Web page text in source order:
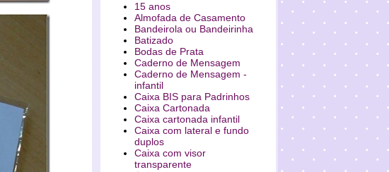
15 anos
Almofada de Casamento
Bandeirola ou Bandeirinha
Batizado
Bodas de Prata
Caderno de Mensagem
Caderno de Mensagem -
infantil
Caixa BIS para Padrinhos
Caixa Cartonada
Caixa cartonada infantil
Caixa com lateral e fundo
duplos
Caixa com visor
transparente